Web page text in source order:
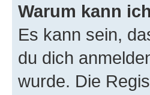
Warum kann
Es kann sein,
du dich
wurde. Die